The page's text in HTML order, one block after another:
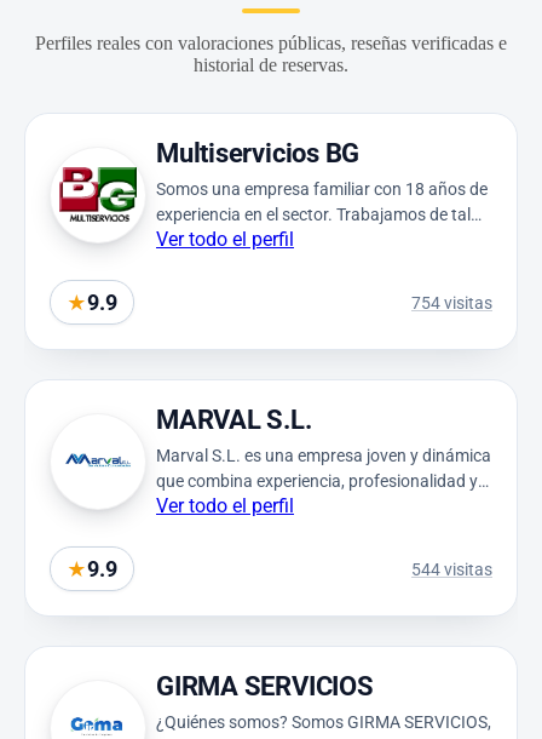
Perfiles reales con valoraciones públicas, reseñas verificadas e
historial de reservas.